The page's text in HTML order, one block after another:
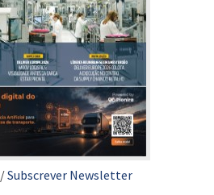
/Subscrever Newsletter